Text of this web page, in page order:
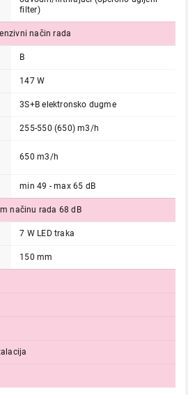
filter)
način rada
B
147 W
3S+B elektronsko dugme
255-550 (650) m3/h
650 m3/h
min 49 - max 65 dB
načinu rada 68 dB
7 W LED traka
150 mm
u korpu.